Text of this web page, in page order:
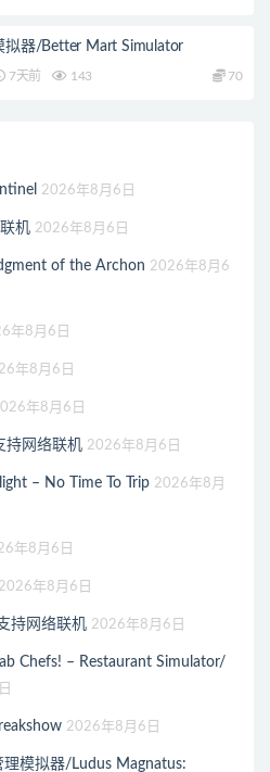
拟器/Better Mart Simulator
7天前 143 70
2026年8月6日
机 2026年8月6日
of the Archon 2026年8月6
年8月6日
年8月6日
年8月6日
持网络联机 2026年8月6日
– No Time To Trip 2026年8月
年8月6日
2026年8月6日
持网络联机 2026年8月6日
Chefs! – Restaurant Simulator/
2026年8月6日
模拟器/Ludus Magnatus: